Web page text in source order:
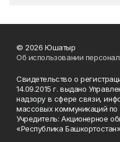
© 2026 Юшатыр
Об использовании
Свидетельство о
14.09.2015 г. выдано
надзору в сфере связи,
массовых коммуникаций по
Учредитель: Акционерное
«Республика Башкортостан»